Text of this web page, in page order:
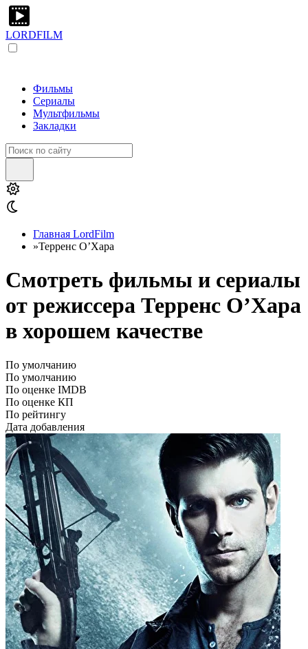
LORDFILM
Фильмы
Сериалы
Мультфильмы
Закладки
Главная LordFilm
»Терренс О’Хара
Смотреть фильмы и сериалы
от режиссера Терренс О’Хара
в хорошем качестве
По умолчанию
По умолчанию
По оценке IMDB
По оценке КП
По рейтингу
Дата добавления